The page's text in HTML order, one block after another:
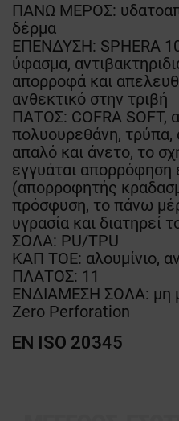
ΠΑΝΩ ΜΕΡΟΣ:
δέρμα
ΕΠΕΝΔΥΣΗ: SPHERA
ύφασμα,
απορροφά και
ανθεκτικό στην τριβή
ΠΑΤΟΣ: COFRA SOFT,
πολυουρεθάνη, τρύπα,
απαλό και άνετο, το
εγγυάται απορρόφηση
(απορροφητής
πρόσφυση, το πάνω
υγρασία και διατηρεί
ΣΟΛΑ: PU/TPU
ΚΑΠ TOE: αλουμίνιο,
ΠΛΑΤΟΣ: 11
ΕΝΔΙΑΜΕΣΗ ΣΟΛΑ: μη
Zero Perforation
EN ISO 20345